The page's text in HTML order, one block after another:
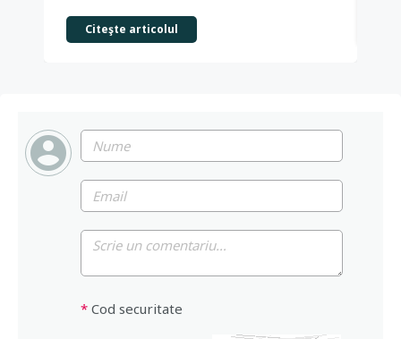
Citeşte articolul
* Cod securitate